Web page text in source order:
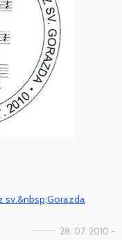
sv.&nbsp;Gorazda
28. 07. 2010 -